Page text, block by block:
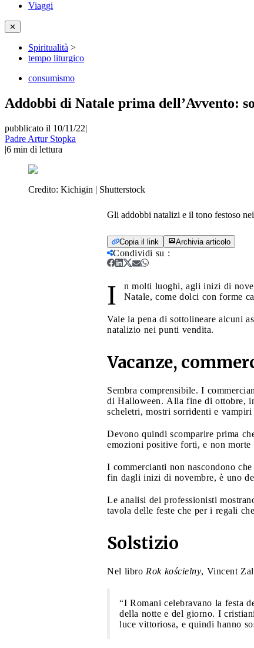
Viaggi
✕
Spiritualità >
tempo liturgico
consumismo
Addobbi di Natale prima dell’Avvento:
pubblicato il 10/11/22|
Padre Artur Stopka
|6 min di lettura
Credito: Kichigin | Shutterstock
Gli addobbi natalizi e il tono festoso
Copia il link Archivia articolo
Condividi su :
I
n molti luoghi, agli inizi di
Natale, come dolci con forme
Vale la pena di sottolineare alcuni
natalizio nei punti vendita.
Vacanze,
Sembra comprensibile. I
di Halloween. Alla fine di ottobre,
scheletri, mostri sorridenti e
Devono quindi scomparire prima
emozioni positive forti, e non morte
I commercianti non nascondono
fin dagli inizi di novembre, è uno
Le analisi dei professionisti
tavola delle feste che per i regali
Solstizio
Nel libro Rok kościelny, Vincent
“I Romani celebravano la festa
della notte e del giorno. I
luce vittoriosa, e quindi hanno